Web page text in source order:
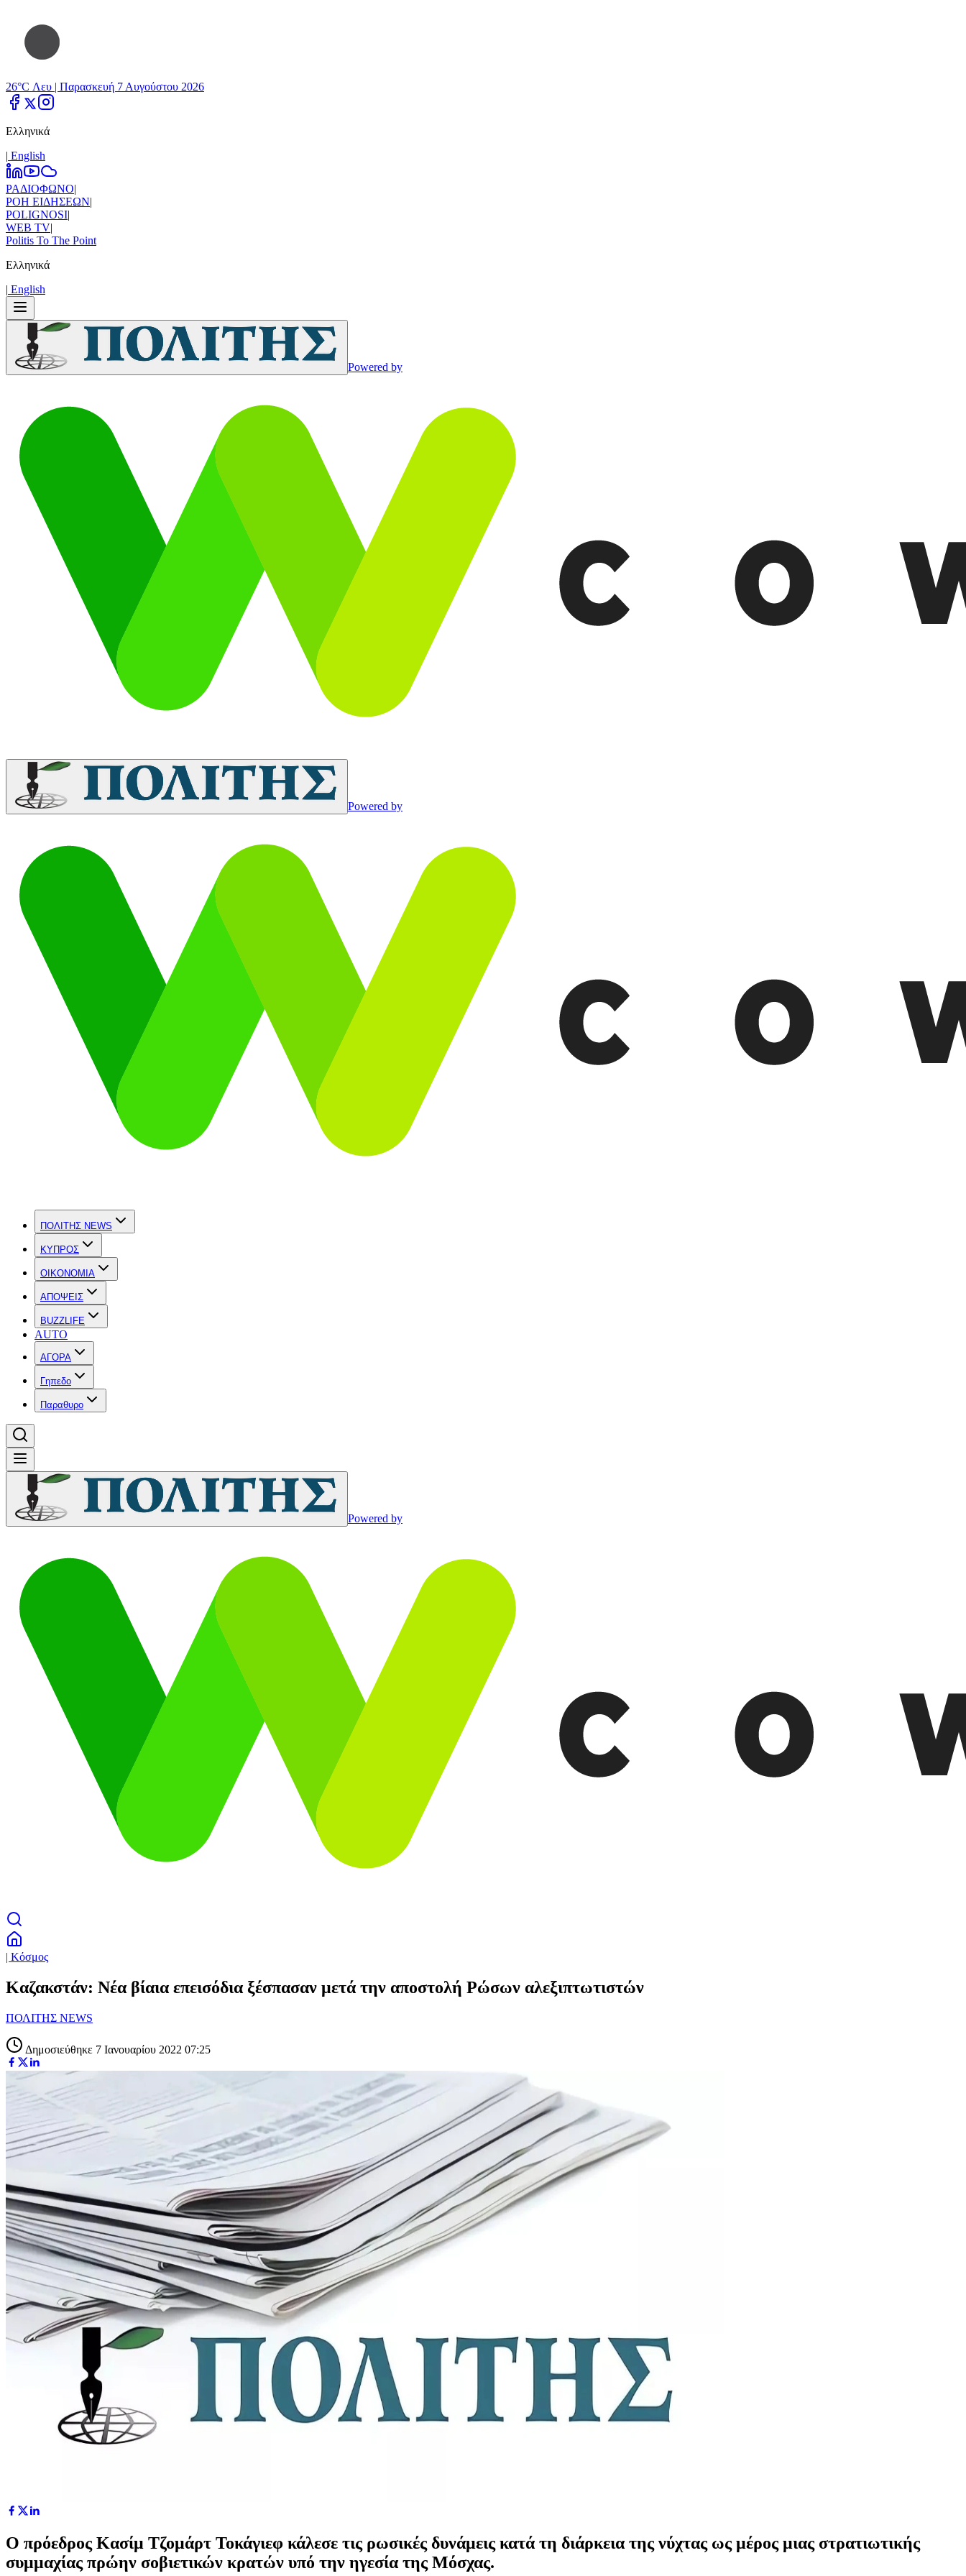
26°C Λευ | Παρασκευή 7 Αυγούστου 2026
Ελληνικά
| Εnglish
ΡΑΔΙΟΦΩΝΟ|
ΡΟΗ ΕΙΔΗΣΕΩΝ|
POLIGNOSI|
WEB TV|
Politis To The Point
Ελληνικά
| Εnglish
Powered by
Powered by
ΠΟΛΙΤΗΣ NEWS
ΚΥΠΡΟΣ
OIKONOMIA
ΑΠΟΨΕΙΣ
BUZZLIFE
AUTO
ΑΓΟΡΑ
Γηπεδο
Παραθυρο
Powered by
| Κόσμος
Καζακστάν: Νέα βίαια επεισόδια ξέσπασαν μετά την αποστολή Ρώσων αλεξιπτωτιστών
ΠΟΛΙΤΗΣ NEWS
Δημοσιεύθηκε 7 Ιανουαρίου 2022 07:25
Ο πρόεδρος Κασίμ Τζομάρτ Τοκάγιεφ κάλεσε τις ρωσικές δυνάμεις κατά τη διάρκεια της νύχτας ως μέρος μιας στρατιωτικής
συμμαχίας πρώην σοβιετικών κρατών υπό την ηγεσία της Μόσχας.